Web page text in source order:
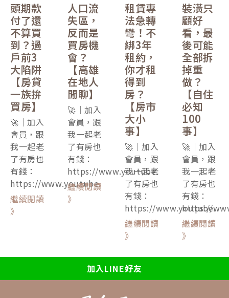
頭期款
付了還
不算買
到？過
戶前3
大陷阱
【房貸
一族拚
買房】
🚀｜加入
會員，跟
我一起老
了有房也
有錢：
https://www.youtube.
繼續閱讀
》
人口流
失區，
反而是
買房機
會？
【高雄
在地人
閒聊】
🚀｜加入
會員，跟
我一起老
了有房也
有錢：
https://www.youtube.
繼續閱讀
》
租賃專
法急轉
彎！不
綁3年
租約，
你才租
得到
房？
【房市
大小
事】
🚀｜加入
會員，跟
我一起老
了有房也
有錢：
https://www.youtube.
繼續閱讀
》
裝潢只
顧好
看，最
後可能
全部拆
掉重
做？
【自住
必知
100
事】
🚀｜加入
會員，跟
我一起老
了有房也
有錢：
https://
繼續閱讀
》
加入LINE好友